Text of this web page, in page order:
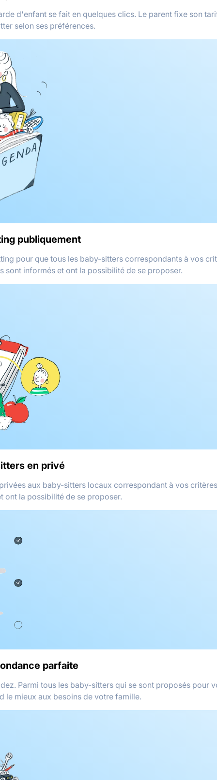
d'enfant se fait en quelques clics. Le parent fixe son
selon ses préférences.
publiquement
pour que tous les baby-sitters correspondants à vos
sont informés et ont la possibilité de se proposer.
en privé
aux baby-sitters locaux correspondant à vos
ont la possibilité de se proposer.
parfaite
Parmi tous les baby-sitters qui se sont proposés pour
le mieux aux besoins de votre famille.